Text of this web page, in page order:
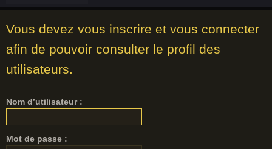
Vous devez vous inscrire et vous connecter
afin de pouvoir consulter le profil des
utilisateurs.
Nom d’utilisateur :
Mot de passe :